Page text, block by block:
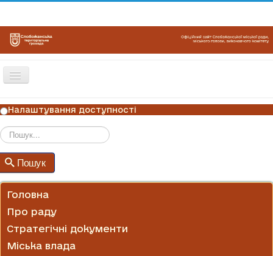
Перемикач
ГОЛОВНА
НОВИНИ
ОГОЛОШЕННЯ
ГРАФІКИ ПРИЙОМУ
Налаштування доступності
Пошук
Головна
Про раду
Стратегічні документи
Міська влада